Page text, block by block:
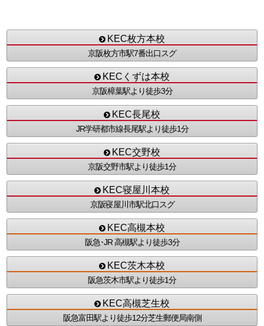
KEC枚方本校
京阪枚方市駅7番出口スグ
KECくずは本校
京阪樟葉駅より徒歩3分
KEC長尾校
JR学研都市線長尾駅より徒歩1分
KEC交野校
京阪交野市駅より徒歩1分
KEC寝屋川本校
京阪寝屋川市駅北口スグ
KEC高槻本校
阪急･JR 高槻駅より徒歩3分
KEC茨木本校
阪急茨木市駅より徒歩1分
KEC高槻芝生校
阪急富田駅より徒歩12分芝生郵便局南側